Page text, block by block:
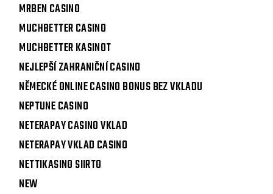
MRBEN CASINO
MUCHBETTER CASINO
MUCHBETTER KASINOT
NEJLEPŠÍ ZAHRANIČNÍ CASINO
NĚMECKÉ ONLINE CASINO BONUS BEZ VKLADU
NEPTUNE CASINO
NETERAPAY CASINO VKLAD
NETERAPAY VKLAD CASINO
NETTIKASINO SIIRTO
NEW